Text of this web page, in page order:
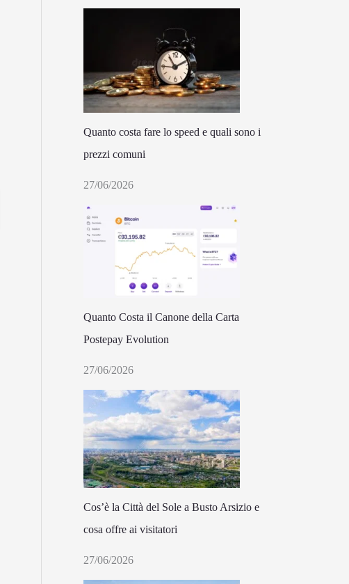
Quanto costa fare lo speed e quali sono i
prezzi comuni
27/06/2026
Quanto Costa il Canone della Carta
Postepay Evolution
27/06/2026
Cos’è la Città del Sole a Busto Arsizio e
cosa offre ai visitatori
27/06/2026